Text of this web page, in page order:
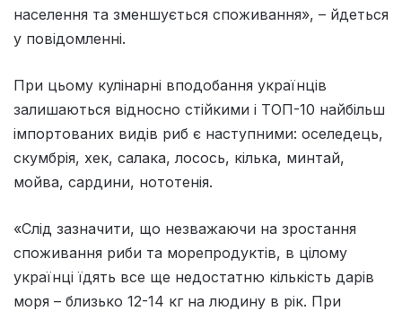
населення та зменшується споживання», – йдеться
у повідомленні.
При цьому кулінарні вподобання українців
залишаються відносно стійкими і ТОП-10 найбільш
імпортованих видів риб є наступними: оселедець,
скумбрія, хек, салака, лосось, кілька, минтай,
мойва, сардини, нототенія.
«Слід зазначити, що незважаючи на зростання
споживання риби та морепродуктів, в цілому
українці їдять все ще недостатню кількість дарів
моря – близько 12-14 кг на людину в рік. При